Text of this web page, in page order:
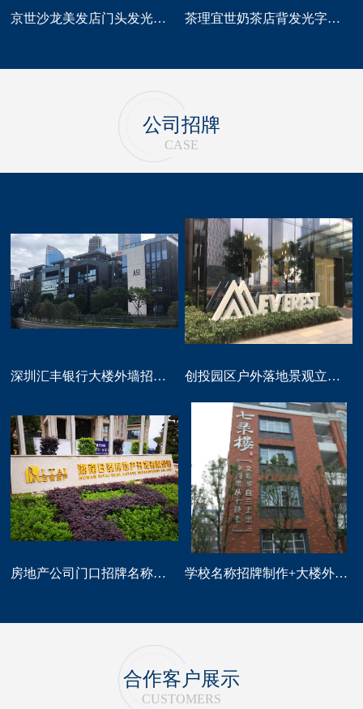
京世沙龙美发店门头发光字招牌定做 茶理宜世奶茶店背发光字门头招牌制作安装
公司招牌
CASE
深圳汇丰银行大楼外墙招牌logo标识制作 创投园区户外落地景观立体字大型标识制作
房地产公司门口招牌名称广告字制作 学校名称招牌制作+大楼外墙字制作
合作客户展示
CUSTOMERS